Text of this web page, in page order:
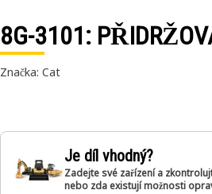
8G-3101:
Značka: Cat
Je díl vhodný?
Zadejte své zařízení a
nebo zda existují možnosti